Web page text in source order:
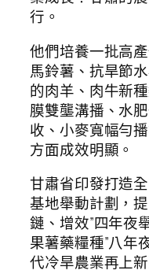
行。
他們培養一批高
馬鈴薯、抗旱節
的肉羊、肉牛新
膜雙壟溝播、水
收、小麥寬幅勻
方面成效明顯。
甘肅省印發打造
基地舉動計劃，
鏈、增效”四年夜
果薯藥糧種”八年
代冷旱農業再上新